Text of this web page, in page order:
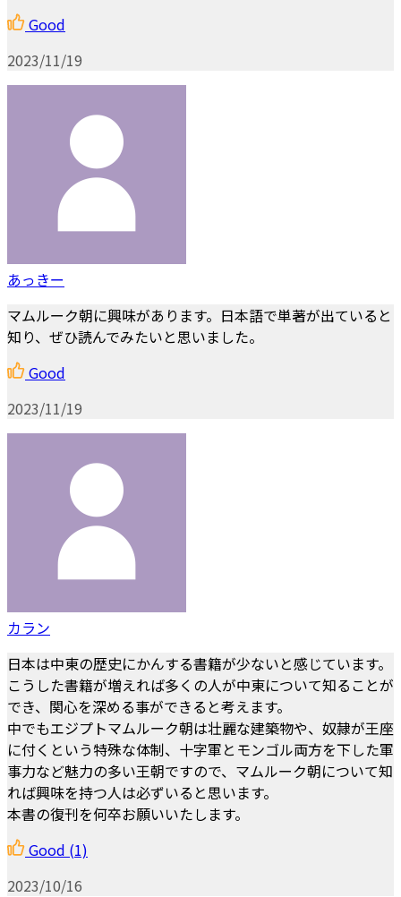
Good
2023/11/19
あっきー
マムルーク朝に興味があります。日本語で単著が出ていると
知り、ぜひ読んでみたいと思いました。
Good
2023/11/19
カラン
日本は中東の歴史にかんする書籍が少ないと感じています。
こうした書籍が増えれば多くの人が中東について知ることが
でき、関心を深める事ができると考えます。
中でもエジプトマムルーク朝は壮麗な建築物や、奴隷が王座
に付くという特殊な体制、十字軍とモンゴル両方を下した軍
事力など魅力の多い王朝ですので、マムルーク朝について知
れば興味を持つ人は必ずいると思います。
本書の復刊を何卒お願いいたします。
Good (1)
2023/10/16